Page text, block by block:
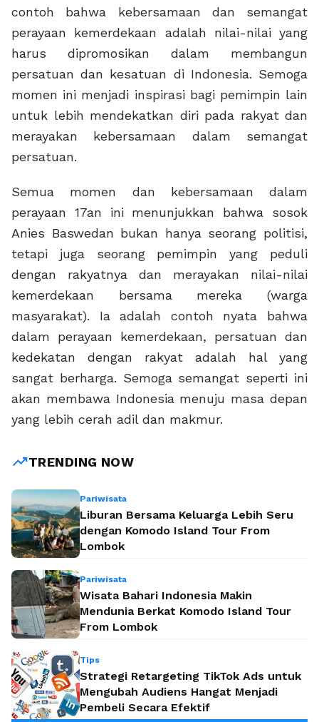
contoh bahwa kebersamaan dan semangat
perayaan kemerdekaan adalah nilai-nilai yang
harus dipromosikan dalam membangun
persatuan dan kesatuan di Indonesia. Semoga
momen ini menjadi inspirasi bagi pemimpin lain
untuk lebih mendekatkan diri pada rakyat dan
merayakan kebersamaan dalam semangat
persatuan.
Semua momen dan kebersamaan dalam
perayaan 17an ini menunjukkan bahwa sosok
Anies Baswedan bukan hanya seorang politisi,
tetapi juga seorang pemimpin yang peduli
dengan rakyatnya dan merayakan nilai-nilai
kemerdekaan bersama mereka (warga
masyarakat). Ia adalah contoh nyata bahwa
dalam perayaan kemerdekaan, persatuan dan
kedekatan dengan rakyat adalah hal yang
sangat berharga. Semoga semangat seperti ini
akan membawa Indonesia menuju masa depan
yang lebih cerah adil dan makmur.
trending_upTRENDING NOW
Pariwisata
Liburan Bersama Keluarga Lebih Seru
dengan Komodo Island Tour From
Lombok
Pariwisata
Wisata Bahari Indonesia Makin
Mendunia Berkat Komodo Island Tour
From Lombok
Tips
Strategi Retargeting TikTok Ads untuk
Mengubah Audiens Hangat Menjadi
Pembeli Secara Efektif